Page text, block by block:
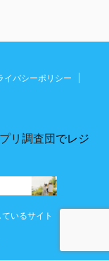
イバシーポリシー
リ調査団でレジ
いるサイト